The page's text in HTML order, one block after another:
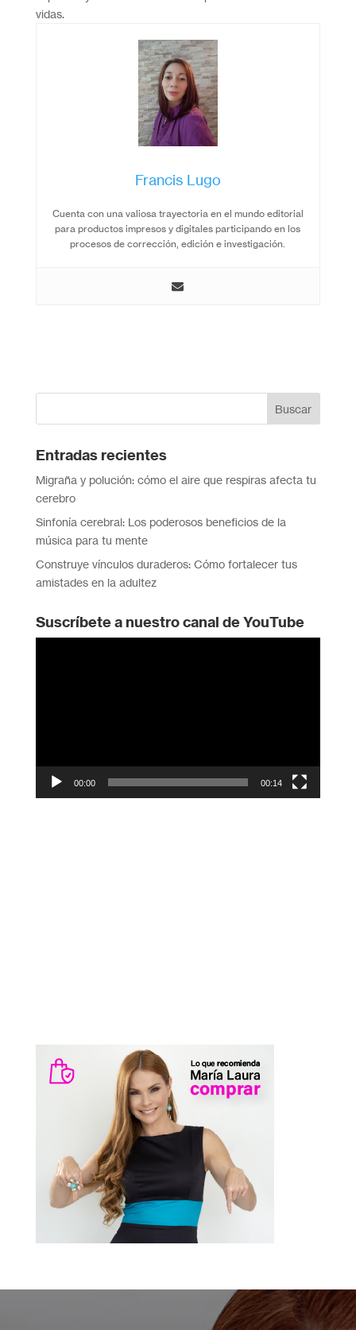
vidas.
Francis Lugo
Cuenta con una valiosa trayectoria en el mundo editorial
para productos impresos y digitales participando en los
procesos de corrección, edición e investigación.
Entradas recientes
Migraña y polución: cómo el aire que respiras afecta tu
cerebro
Sinfonía cerebral: Los poderosos beneficios de la
música para tu mente
Construye vínculos duraderos: Cómo fortalecer tus
amistades en la adultez
Suscríbete a nuestro canal de YouTube
00:00 00:14